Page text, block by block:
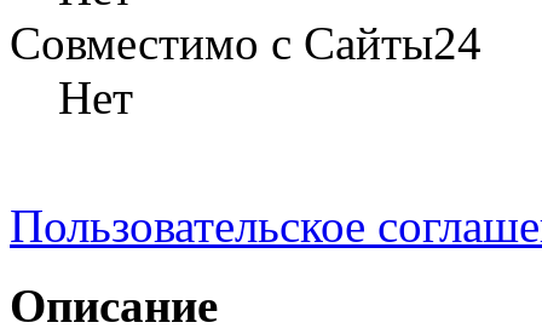
Совместимо с Сайты24
Нет
Пользовательское
Описание